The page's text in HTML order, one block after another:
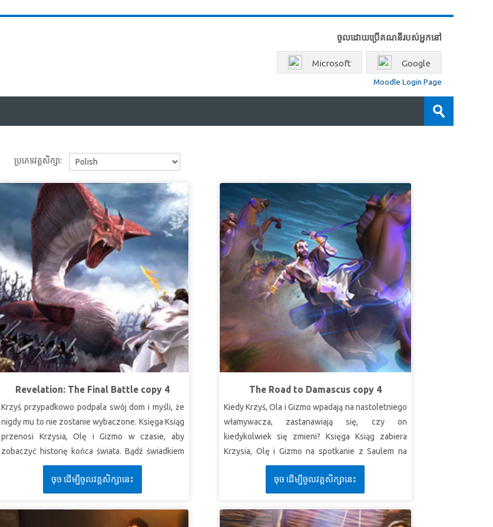
ចូលដោយប្រើគណនីរបស់អ្នកនៅ
Microsoft Google
Moodle Login Page
សិក្សា
ដាក់
ស្នើ
ប្រភេទវគ្គសិក្សា:
Revelation: The Final Battle copy 4
Krzyś przypadkowo podpala swój dom i myśli, że
nigdy mu to nie zostanie wybaczone. Księga Ksiąg
przenosi Krzysia, Olę i Gizmo w czasie, aby
zobaczyć historię końca świata. Bądź świadkiem
ostatecznej bitwy między siłami zła szatana a
armią aniołów Boga. Dzieci uczą się, że moc
Bożego przebaczenia i zbawienia ostatecznie
pokona siły ciemności. *Pamiętaj, aby wcześniej
obejrzeć film z historią biblijną do tej lekcji
ចុច ដើម្បីចូលវគ្គសិក្សានេះ
The Road to Damascus copy 4
Kiedy Krzyś, Ola i Gizmo wpadają na nastoletniego
włamywacza, zastanawiają się, czy on
kiedykolwiek się zmieni? Księga Ksiąg zabiera
Krzysia, Olę i Gizmo na spotkanie z Saulem na
jego drodze do prześladowania chrześcijan w
Damaszku. Bądź świadkiem jego oślepiającego
spotkania, całkowitej przemiany i cudownego
ocalenia! Odkryj, jak człowiek, który chciał zabijać
wierzących, stał się Apostołem Pawłem — jednym
ចុច ដើម្បីចូលវគ្គសិក្សានេះ